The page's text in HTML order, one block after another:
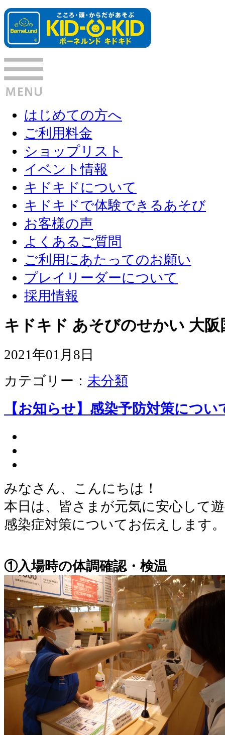
はじめての方へ
ご利用料金
ショップリスト
イベント情報
キドキドについて
キドキドで体験できるあそび
お客様の声
よくあるご質問
ご利用にあたってのお願い
プレイリーダーについて
採用情報
キドキド あそびのせかい 大
2021年01月8日
カテゴリー： 未分類
【お知らせ】感染予防対策につい
みなさん、こんにちは！
本日は、皆さまが元気に安心して
感染症対策についてお伝えします。
①入場時の体調確認・検温